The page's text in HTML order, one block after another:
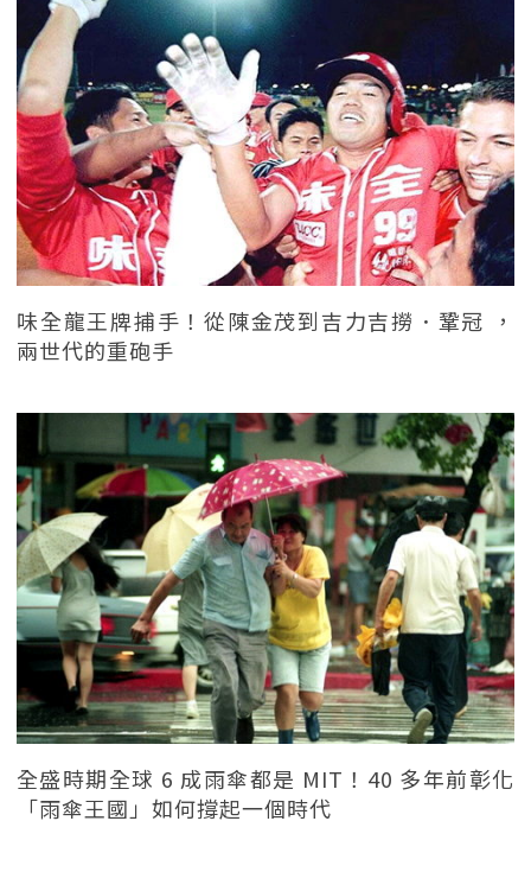
味全龍王牌捕手！從陳金茂到吉力吉撈．鞏冠 ，
兩世代的重砲手
全盛時期全球 6 成雨傘都是 MIT！40 多年前彰化
「雨傘王國」如何撐起一個時代